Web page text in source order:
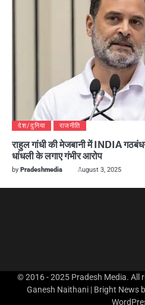
देश/दुनिया राजनीति
राहुल गांधी की मेजबानी में INDIA
धांधली के लगाए गंभीर आरोप
by Pradeshmedia August 3, 2025
© 2016 - 2025 Pradesh Media. All
Ganesh Naithani | Bright News